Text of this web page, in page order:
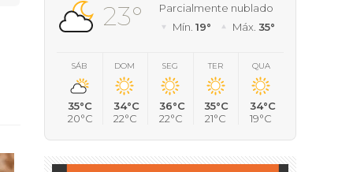
23°
Parcialmente nublado
Mín. 19° Máx. 35°
SÁB
35°C
20°C
DOM
34°C
22°C
SEG
36°C
22°C
TER
35°C
21°C
QUA
34°C
19°C